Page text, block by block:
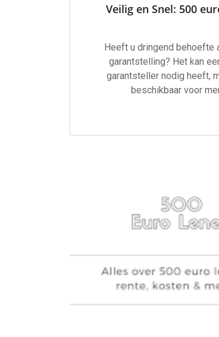
Veilig en Snel: 500
Heeft u dringend behoefte
garantstelling? Het kan
garantsteller nodig heeft,
beschikbaar voor